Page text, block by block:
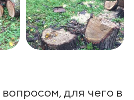
для чего в